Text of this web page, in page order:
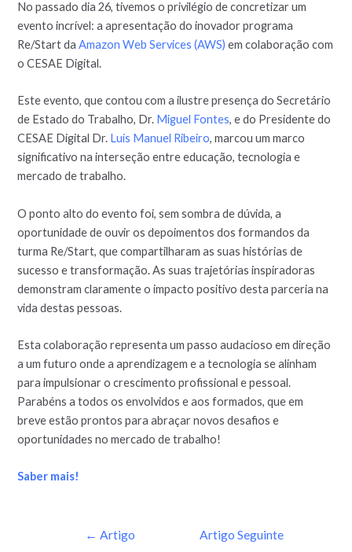
No passado dia 26, tivemos o privilégio de concretizar um
evento incrível: a apresentação do inovador programa
Re/Start daAmazon Web Services (AWS) em colaboração com
o CESAE Digital.
Este evento, que contou com a ilustre presença do Secretário
de Estado do Trabalho, Dr. Miguel Fontes, e do Presidente do
CESAE Digital Dr. Luís Manuel Ribeiro, marcou um marco
significativo na interseção entre educação, tecnologia e
mercado de trabalho.
O ponto alto do evento foi, sem sombra de dúvida, a
oportunidade de ouvir os depoimentos dos formandos da
turma Re/Start, que compartilharam as suas histórias de
sucesso e transformação. As suas trajetórias inspiradoras
demonstram claramente o impacto positivo desta parceria na
vida destas pessoas.
Esta colaboração representa um passo audacioso em direção
a um futuro onde a aprendizagem e a tecnologia se alinham
para impulsionar o crescimento profissional e pessoal.
Parabéns a todos os envolvidos e aos formados, que em
breve estão prontos para abraçar novos desafios e
oportunidades no mercado de trabalho!
Saber mais!
← Artigo
Artigo Seguinte